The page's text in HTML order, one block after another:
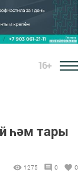
16+
һәм тары
1275 0 0